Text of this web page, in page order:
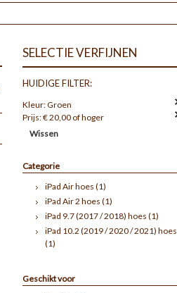
SELECTIE VERFIJNEN
HUIDIGE FILTER:
Kleur:Groen
Prijs:€ 20,00 of hoger
Wissen
Categorie
iPad Air hoes (1)
iPad Air 2 hoes (1)
iPad 9.7 (2017 / 2018) hoes (1)
iPad 10.2 (2019 / 2020 / 2021) hoes
(1)
Geschikt voor